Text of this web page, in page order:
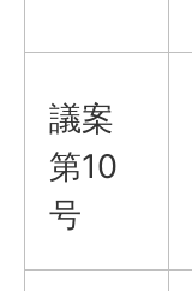
議案
第10
号